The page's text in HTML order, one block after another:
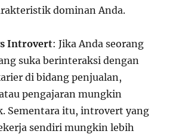
dominan Anda.
Introvert: Jika Anda seorang
suka berinteraksi dengan
di bidang penjualan,
pengajaran mungkin
Sementara itu, introvert yang
sendiri mungkin lebih